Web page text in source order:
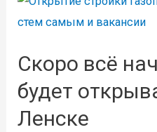
Скоро всё
будет
Ленске